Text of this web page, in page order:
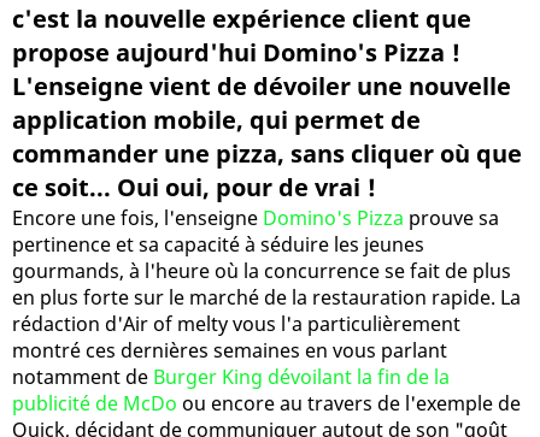
c'est la nouvelle expérience client que
propose aujourd'hui Domino's Pizza !
L'enseigne vient de dévoiler une nouvelle
application mobile, qui permet de
commander une pizza, sans cliquer où que
ce soit... Oui oui, pour de vrai !
Encore une fois, l'enseigne Domino's Pizza prouve sa
pertinence et sa capacité à séduire les jeunes
gourmands, à l'heure où la concurrence se fait de plus
en plus forte sur le marché de la restauration rapide. La
rédaction d'Air of melty vous l'a particulièrement
montré ces dernières semaines en vous parlant
notamment de Burger King dévoilant la fin de la
publicité de McDo ou encore au travers de l'exemple de
Quick, décidant de communiquer autout de son "goût